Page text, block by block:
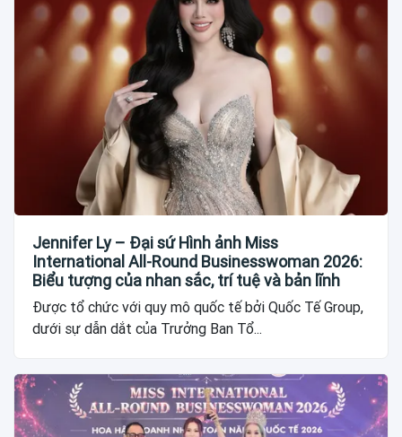
Jennifer Ly – Đại sứ Hình ảnh Miss
International All-Round Businesswoman 2026:
Biểu tượng của nhan sắc, trí tuệ và bản lĩnh
Được tổ chức với quy mô quốc tế bởi Quốc Tế Group,
dưới sự dẫn dắt của Trưởng Ban Tổ...